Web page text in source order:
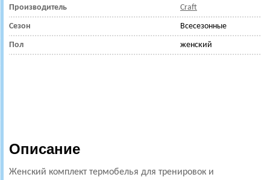
Производитель Craft
Сезон Всесезонные
Пол женский
Описание
Женский комплект термобелья для тренировок и